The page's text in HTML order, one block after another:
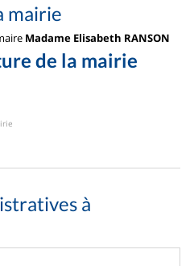
mairie
Madame Elisabeth RANSON
de la mairie
à